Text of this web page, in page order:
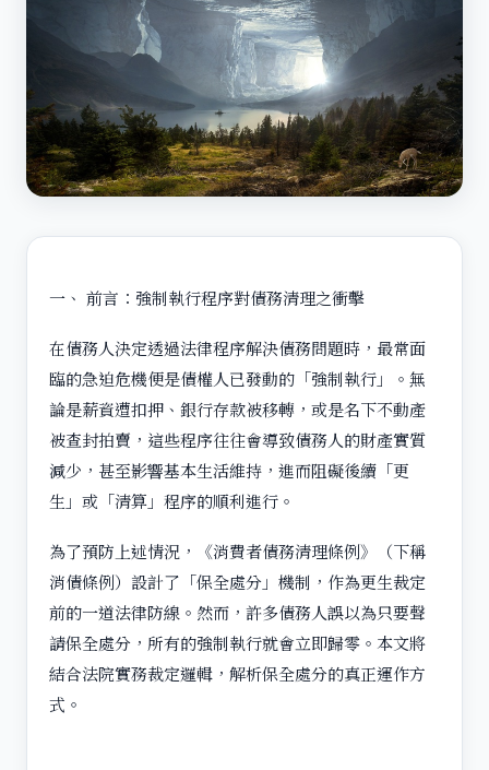
一、 前言：強制執行程序對債務清理之衝擊
在債務人決定透過法律程序解決債務問題時，最常面
臨的急迫危機便是債權人已發動的「強制執行」。無
論是薪資遭扣押、銀行存款被移轉，或是名下不動產
被查封拍賣，這些程序往往會導致債務人的財產實質
減少，甚至影響基本生活維持，進而阻礙後續「更
生」或「清算」程序的順利進行。
為了預防上述情況，《消費者債務清理條例》（下稱
消債條例）設計了「保全處分」機制，作為更生裁定
前的一道法律防線。然而，許多債務人誤以為只要聲
請保全處分，所有的強制執行就會立即歸零。本文將
結合法院實務裁定邏輯，解析保全處分的真正運作方
式。